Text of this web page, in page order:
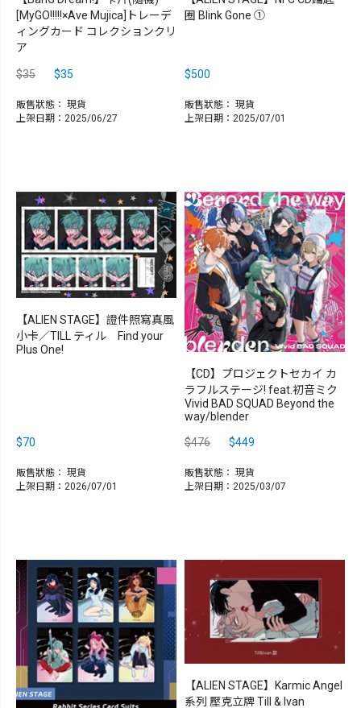
[MyGO!!!!!×Ave Mujica]トレーデ
ィングカード コレクションクリ
ア
$35 $35
販售狀態： 現貨
上架日期：2025/06/27
圈 Blink Gone ①
$500
販售狀態： 現貨
上架日期：2025/07/01
【ALIEN STAGE】證件照寫真風
小卡／TILL ティル Find your
Plus One!
$70
販售狀態： 現貨
上架日期：2026/07/01
【CD】プロジェクトセカイ カ
ラフルステージ! feat.初音ミク
Vivid BAD SQUAD Beyond the
way/blender
$476
$449
販售狀態： 現貨
上架日期：2025/03/07
【ALIEN STAGE】Karmic Angel
系列 壓克立牌 Till & Ivan